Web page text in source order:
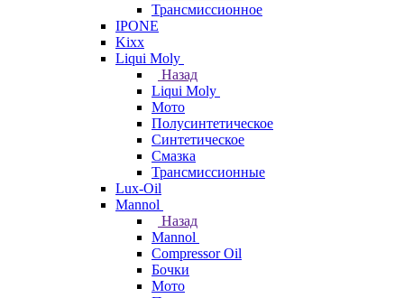
Трансмиссионное
IPONE
Kixx
Liqui Moly
Назад
Liqui Moly
Мото
Полусинтетическое
Синтетическое
Смазка
Трансмиссионные
Lux-Oil
Mannol
Назад
Mannol
Compressor Oil
Бочки
Мото